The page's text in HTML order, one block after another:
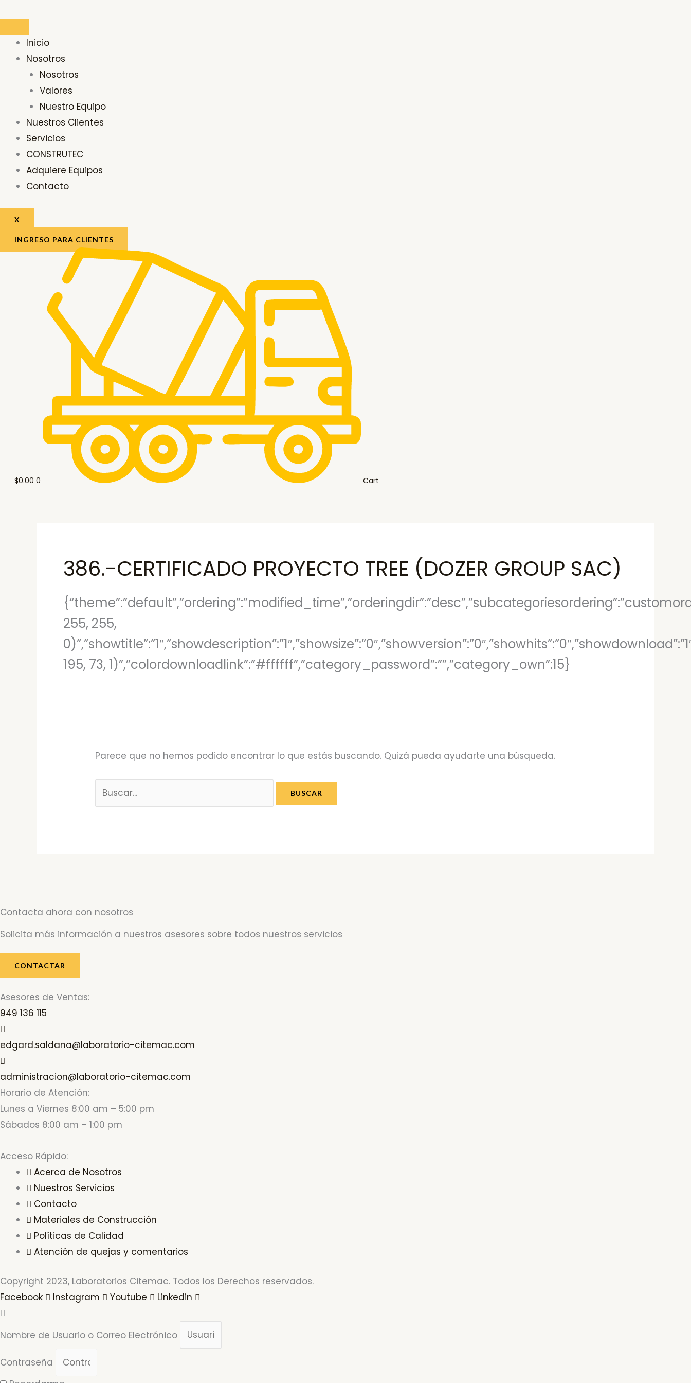
contenido
Inicio
Nosotros
Nosotros
Valores
Nuestro Equipo
Nuestros Clientes
Servicios
CONSTRUTEC
Adquiere Equipos
Contacto
X
INGRESO PARA CLIENTES
$0.00 0 Cart
386.-CERTIFICADO PROYECTO TREE (DOZER GROUP SAC)
255, 255,
195, 73, 1)”,”colordownloadlink”:”#ffffff”,”category_password”:””,”category_own”:15}
Parece que no hemos podido encontrar lo que estás buscando. Quizá pueda ayudarte una búsqueda.
Contacta ahora con nosotros
Solicita más información a nuestros asesores sobre todos nuestros servicios
CONTACTAR
Asesores de Ventas:
949 136 115
edgard.saldana@laboratorio-citemac.com
administracion@laboratorio-citemac.com
Horario de Atención:
Lunes a Viernes 8:00 am – 5:00 pm
Sábados 8:00 am – 1:00 pm
Acceso Rápido:
Acerca de Nosotros
Nuestros Servicios
Contacto
Materiales de Construcción
Políticas de Calidad
Atención de quejas y comentarios
Copyright 2023, Laboratorios Citemac. Todos los Derechos reservados.
Facebook
Instagram Youtube Linkedin
Nombre de Usuario o Correo Electrónico
Contraseña